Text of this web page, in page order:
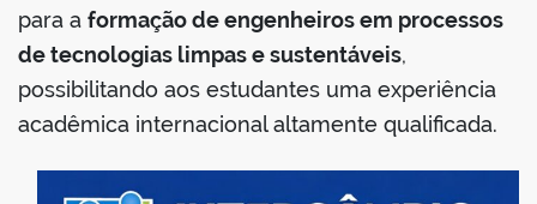
para a formação de engenheiros em processos
de tecnologias limpas e sustentáveis,
possibilitando aos estudantes uma experiência
acadêmica internacional altamente qualificada.